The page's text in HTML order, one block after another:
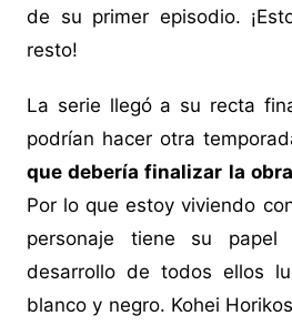
de su primer episodio.
resto!
La serie llegó a su recta
podrían hacer otra
que debería finalizar la
Por lo que estoy viviendo
personaje tiene su
desarrollo de todos ellos
blanco y negro. Kohei